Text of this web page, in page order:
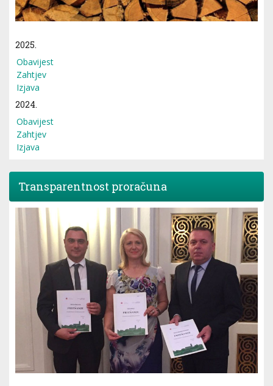
2025.
Obavijest
Zahtjev
Izjava
2024.
Obavijest
Zahtjev
Izjava
Transparentnost proračuna